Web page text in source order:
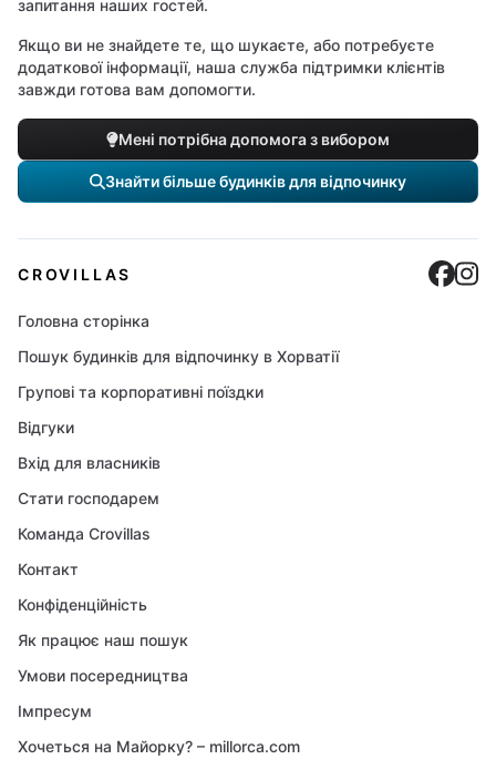
запитання наших гостей.
Якщо ви не знайдете те, що шукаєте, або потребуєте
додаткової інформації, наша служба підтримки клієнтів
завжди готова вам допомогти.
Мені потрібна допомога з вибором
Знайти більше будинків для відпочинку
CROVILLAS
Головна сторінка
Пошук будинків для відпочинку в Хорватії
Групові та корпоративні поїздки
Відгуки
Вхід для власників
Стати господарем
Команда Crovillas
Контакт
Конфіденційність
Як працює наш пошук
Умови посередництва
Імпресум
Хочеться на Майорку? – millorca.com